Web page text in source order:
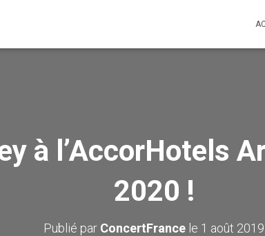
à l’AccorHotels
2020 !
Publié par ConcertFrance le 1 août 2019